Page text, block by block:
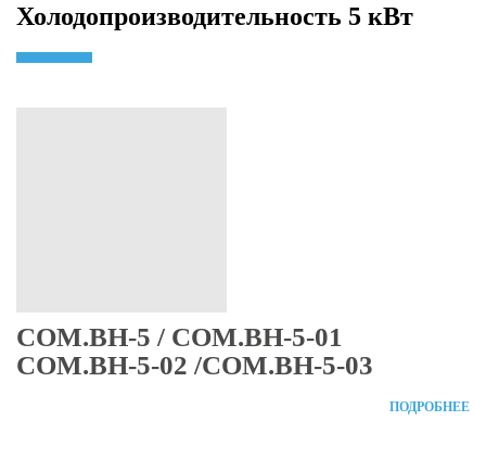
Холодопроизводительность 5 кВт
СОМ.ВН-5 / СОМ.ВН-5-01
СОМ.ВН-5-02 /СОМ.ВН-5-03
ПОДРОБНЕЕ